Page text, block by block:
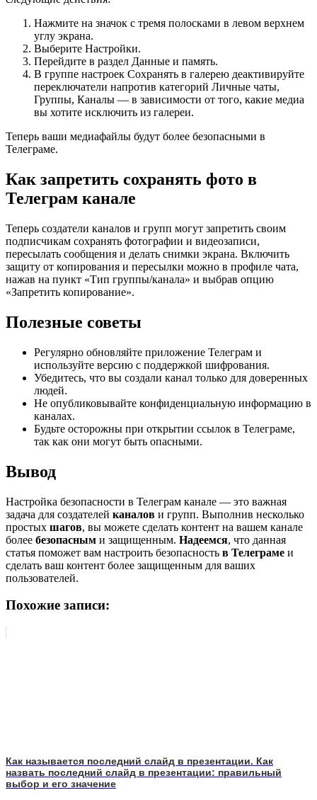
Нажмите на значок с тремя полосками в левом верхнем
углу экрана.
Выберите Настройки.
Перейдите в раздел Данные и память.
В группе настроек Сохранять в галерею деактивируйте
переключатели напротив категорий Личные чаты,
Группы, Каналы — в зависимости от того, какие медиа
вы хотите исключить из галереи.
Теперь ваши медиафайлы будут более безопасными в
Телеграме.
Как запретить сохранять фото в
Телеграм канале
Теперь создатели каналов и групп могут запретить своим
подписчикам сохранять фотографии и видеозаписи,
пересылать сообщения и делать снимки экрана. Включить
защиту от копирования и пересылки можно в профиле чата,
нажав на пункт «Тип группы/канала» и выбрав опцию
«Запретить копирование».
Полезные советы
Регулярно обновляйте приложение Телеграм и
используйте версию с поддержкой шифрования.
Убедитесь, что вы создали канал только для доверенных
людей.
Не опубликовывайте конфиденциальную информацию в
каналах.
Будьте осторожны при открытии ссылок в Телеграме,
так как они могут быть опасными.
Вывод
Настройка безопасности в Телеграм канале — это важная
задача для создателей каналов и групп. Выполнив несколько
простых шагов, вы можете сделать контент на вашем канале
более безопасным и защищенным. Надеемся, что данная
статья поможет вам настроить безопасность в Телеграме и
сделать ваш контент более защищенным для ваших
пользователей.
Похожие записи:
Как называется последний слайд в презентации. Как
назвать последний слайд в презентации: правильный
выбор и его значение